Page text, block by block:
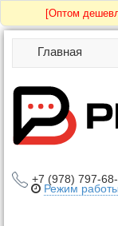
[Оптом
Главная
+7 (978) 797-
Режим работы